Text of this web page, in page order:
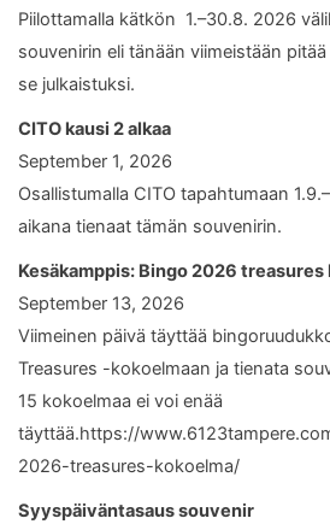
Piilottamalla kätkön 1.–30.8. 2026
souvenirin eli tänään viimeistään
se julkaistuksi.
CITO kausi 2 alkaa
September 1, 2026
Osallistumalla CITO tapahtumaan
aikana tienaat tämän souvenirin.
Kesäkamppis: Bingo 2026
September 13, 2026
Viimeinen päivä täyttää
Treasures -kokoelmaan ja tienata
15 kokoelmaa ei voi enää
täyttää.https://
2026-treasures-kokoelma/
Syyspäiväntasaus souvenir